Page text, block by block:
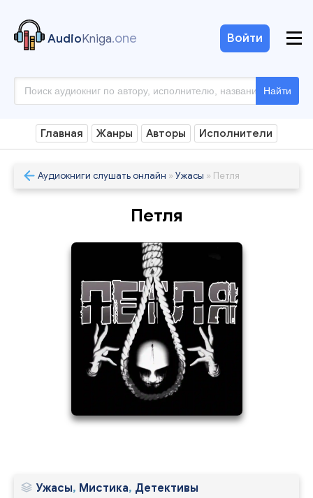
AudioKniga.one
Найти
Войти
Главная Жанры Авторы Исполнители
Аудиокниги слушать онлайн » Ужасы » Петля
Петля
Ужасы, Мистика, Детективы